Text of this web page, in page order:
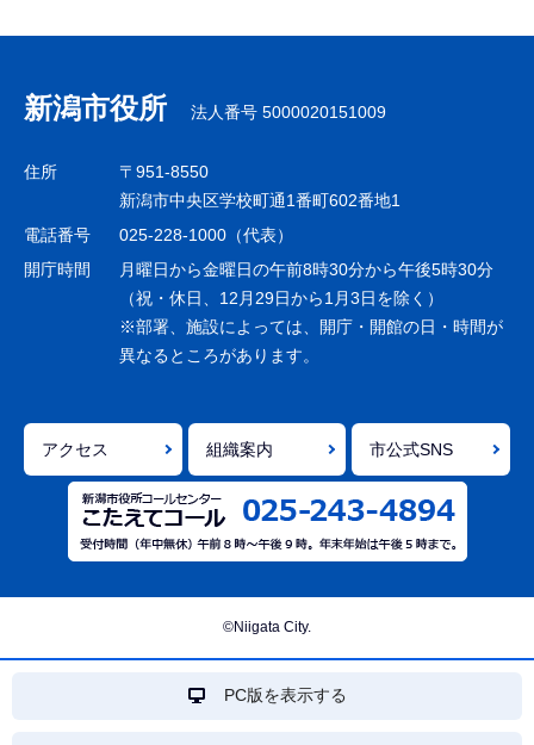
ナ
ビ
ゲ
シ
ョ
で
新潟市役所 法人番号 5000020151009
住所
〒951-8550
新潟市中央区学校町通1番町602番地1
電話番号
025-228-1000（代表）
開庁時間
月曜日から金曜日の午前8時30分から午後5時30分
（祝・休日、12月29日から1月3日を除く）
※部署、施設によっては、開庁・開館の日・時間が
異なるところがあります。
アクセス 組織案内 市公式SNS
©Niigata City.
PC版を表示する